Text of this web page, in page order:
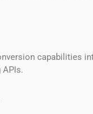
capabilities